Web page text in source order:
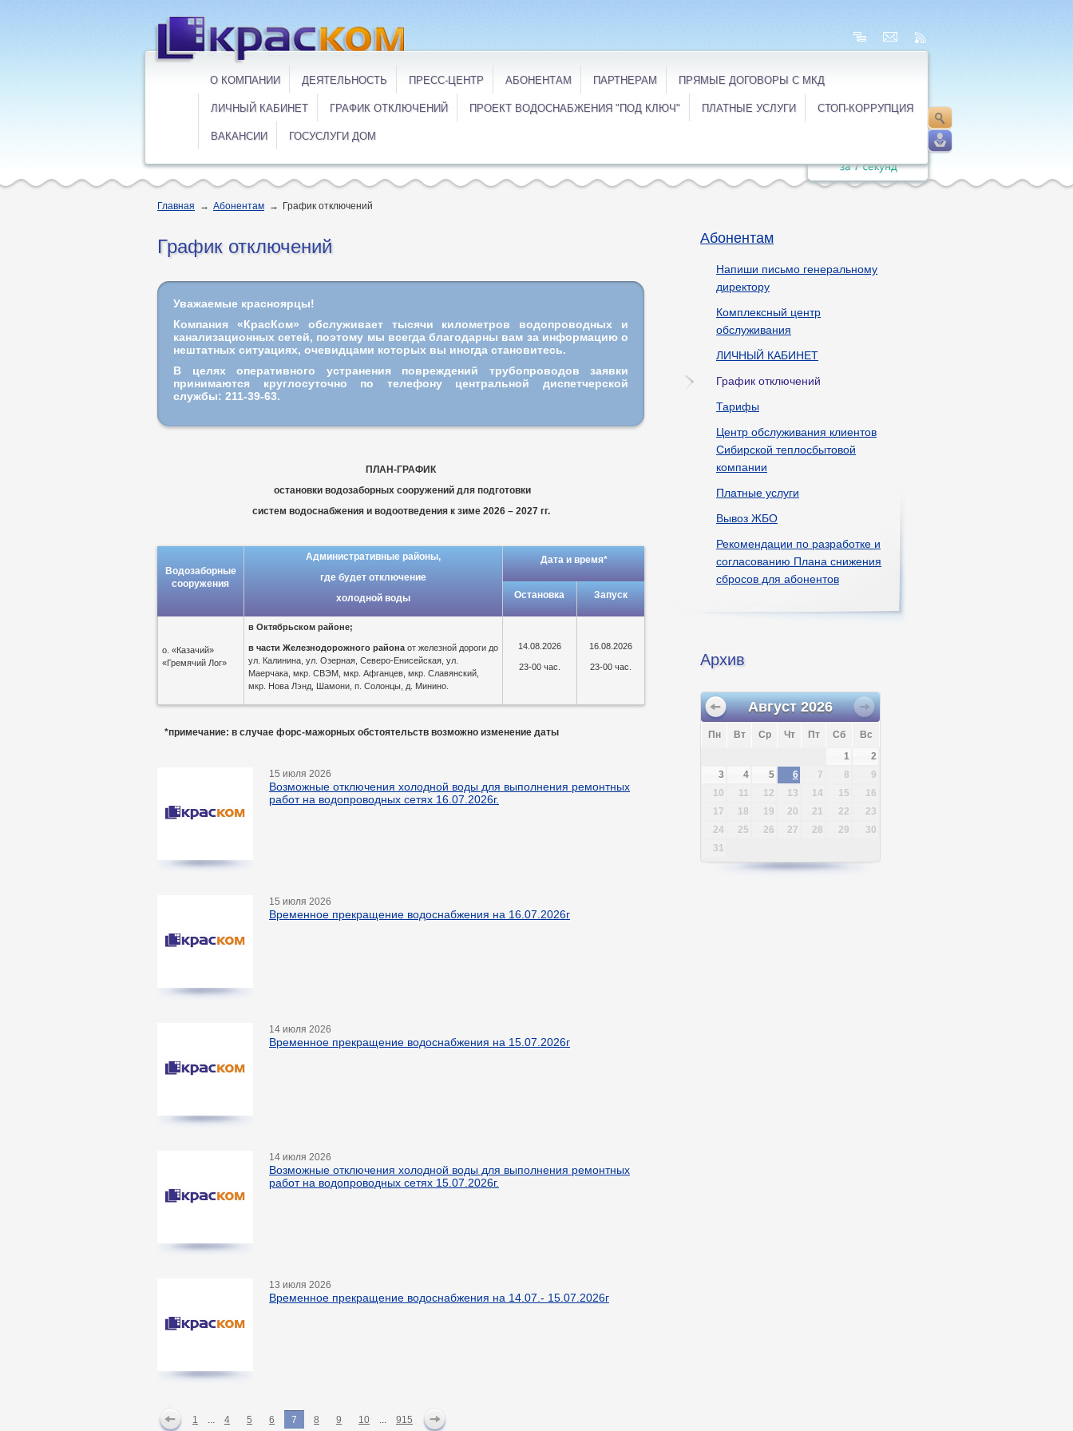
О КОМПАНИИ ДЕЯТЕЛЬНОСТЬ ПРЕСС-ЦЕНТР АБОНЕНТАМ ПАРТНЕРАМ ПРЯМЫЕ ДОГОВОРЫ С МКД
ЛИЧНЫЙ КАБИНЕТ ГРАФИК ОТКЛЮЧЕНИЙ ПРОЕКТ ВОДОСНАБЖЕНИЯ "ПОД КЛЮЧ" ПЛАТНЫЕ УСЛУГИ СТОП-КОРРУПЦИЯ
ВАКАНСИИ ГОСУСЛУГИ ДОМ
Главная → Абонентам → График отключений
График отключений
Уважаемые красноярцы!
Компания «КрасКом» обслуживает тысячи километров водопроводных и
канализационных сетей, поэтому мы всегда благодарны вам за информацию о
нештатных ситуациях, очевидцами которых вы иногда становитесь.
В целях оперативного устранения повреждений трубопроводов заявки
принимаются круглосуточно по телефону центральной диспетчерской
службы: 211-39-63.
ПЛАН-ГРАФИК
остановки водозаборных сооружений для подготовки
систем водоснабжения и водоотведения к зиме 2026 – 2027 гг.
Водозаборные
сооружения
Административные районы,
где будет отключение
холодной воды
Дата и время*
Остановка Запуск
о. «Казачий»
«Гремячий Лог»
в Октябрьском районе;
в части Железнодорожного района от железной дороги до
ул. Калинина, ул. Озерная, Северо-Енисейская, ул.
Маерчака, мкр. СВЭМ, мкр. Афганцев, мкр. Славянский,
мкр. Нова Лэнд, Шамони, п. Солонцы, д. Минино.
14.08.2026
23-00 час.
16.08.2026
23-00 час.
*примечание: в случае форс-мажорных обстоятельств возможно изменение даты
15 июля 2026
Возможные отключения холодной воды для выполнения ремонтных
работ на водопроводных сетях 16.07.2026г.
15 июля 2026
Временное прекращение водоснабжения на 16.07.2026г
14 июля 2026
Временное прекращение водоснабжения на 15.07.2026г
14 июля 2026
Возможные отключения холодной воды для выполнения ремонтных
работ на водопроводных сетях 15.07.2026г.
13 июля 2026
Временное прекращение водоснабжения на 14.07.- 15.07.2026г
1 ... 4 5 6 7 8 9 10 ... 915
Абонентам
Напиши письмо генеральному
директору
Комплексный центр
обслуживания
ЛИЧНЫЙ КАБИНЕТ
График отключений
Тарифы
Центр обслуживания клиентов
Сибирской теплосбытовой
компании
Платные услуги
Вывоз ЖБО
Рекомендации по разработке и
согласованию Плана снижения
сбросов для абонентов
Архив
Август 2026
Пн Вт Ср Чт Пт Сб
Вс
1
2
3
4 5 6 7 8
9
10
11 12 13 14 15
16
17
18 19 20 21 22
23
24
25 26 27 28 29
30
31